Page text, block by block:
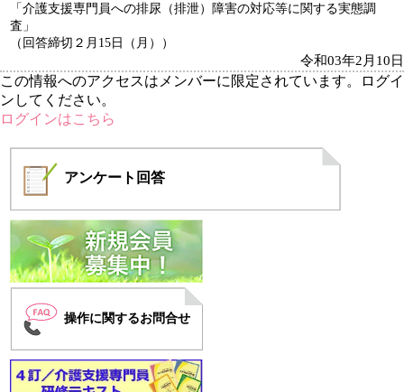
「介護支援専門員への排尿（排泄）障害の対応等に関する実態調
査」
（回答締切２月15日（月））
令和03年2月10日
この情報へのアクセスはメンバーに限定されています。ログイ
ンしてください。
ログインはこちら
アンケート 回答
操作に関するお問合せ